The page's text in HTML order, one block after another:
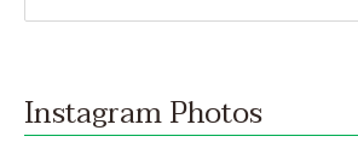
Instagram Photos